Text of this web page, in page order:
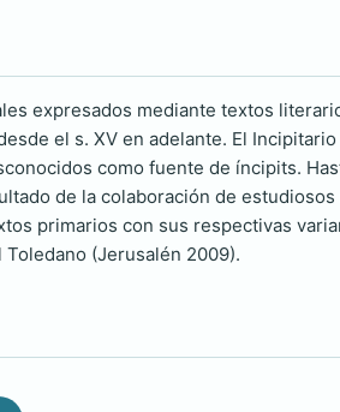
expresados mediante textos
el s. XV en adelante. El
como fuente de íncipits.
de la colaboración de
primarios con sus respectivas
(Jerusalén 2009).